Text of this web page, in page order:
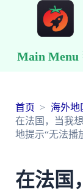
Main Menu
首页
海外地
在法国，当我
地提示“无法播
在法国